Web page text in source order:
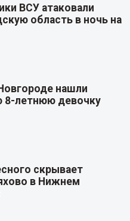
ВСУ атаковали
область в ночь на
нашли
8-летнюю девочку
скрывает
в Нижнем